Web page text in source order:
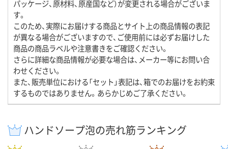
パッケージ、原材料、原産国など）が変更される場合がございま
す。
このため、実際にお届けする商品とサイト上の商品情報の表記
が異なる場合がございますので、ご使用前には必ずお届けした
商品の商品ラベルや注意書きをご確認ください。
さらに詳細な商品情報が必要な場合は、メーカー等にお問い合
わせください。
また、販売単位における「セット」表記は、箱でのお届けをお約束
するものではありません。あらかじめご了承ください。
ハンドソープ泡の売れ筋ランキング